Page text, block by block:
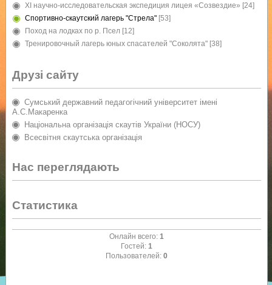
XI научно-исследовательская экспедиция лицея «Созвездие» [24]
Спортивно-скаутский лагерь "Стрела" [53]
Поход на лодках по р. Псел [12]
Тренировочный лагерь юных спасателей "Соколята" [38]
Друзі сайту
Сумський державний педагогічний університет імені
А.С.Макаренка
Національна організація скаутів України (НОСУ)
Всесвітня скаутська організація
Нас переглядають
Статистика
Онлайн всего: 1
Гостей: 1
Пользователей: 0